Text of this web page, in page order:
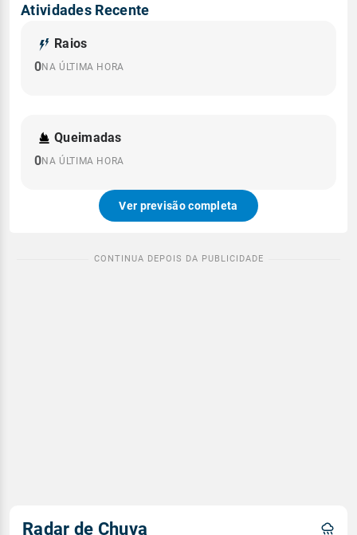
Atividades Recente
Raios
0NA ÚLTIMA HORA
Queimadas
0NA ÚLTIMA HORA
Ver previsão completa
Radar de Chuva